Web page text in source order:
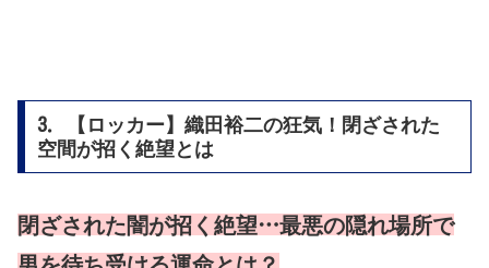
3. 【ロッカー】織田裕二の狂気！閉ざされた
空間が招く絶望とは
閉ざされた闇が招く絶望…最悪の隠れ場所で